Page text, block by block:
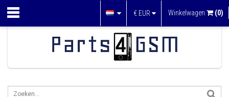
€ EUR Winkelwagen (0)